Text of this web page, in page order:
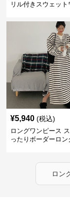
リル付きスウェッ
¥5,940 (税込)
ロングワンピース
ったりボーダーロン
ロン